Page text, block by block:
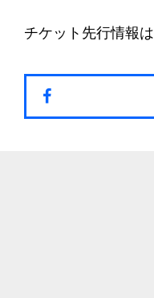
チケット先行情報は